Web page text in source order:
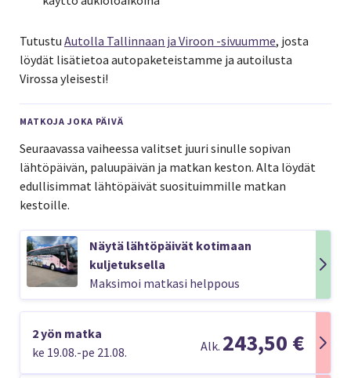
Tutustu Autolla Tallinnaan ja Viroon -sivuumme, josta
löydät lisätietoa autopaketeistamme ja autoilusta
Virossa yleisesti!
MATKOJA JOKA PÄIVÄ
Seuraavassa vaiheessa valitset juuri sinulle sopivan
lähtöpäivän, paluupäivän ja matkan keston. Alta löydät
edullisimmat lähtöpäivät suosituimmille matkan
kestoille.
Näytä lähtöpäivät kotimaan
kuljetuksella
Maksimoi matkasi helppous
2 yön matka
ke 19.08.-pe 21.08.
Alk. 243,50 €